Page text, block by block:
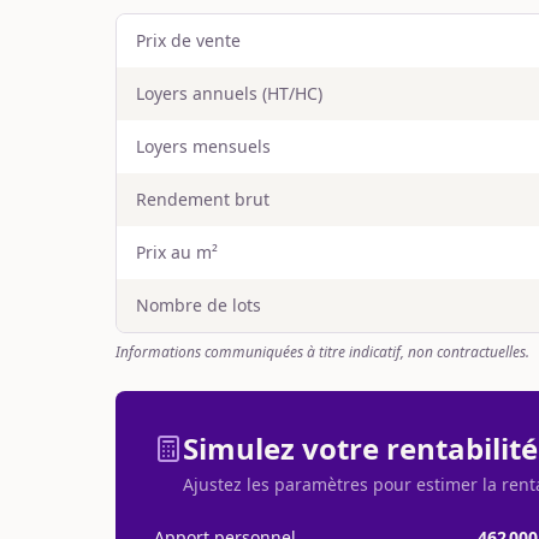
Prix de vente
Loyers annuels (HT/HC)
Loyers mensuels
Rendement brut
Prix au m²
Nombre de lots
Informations communiquées à titre indicatif, non contractuelles.
Simulez votre
Ajustez les paramètres pour estimer la